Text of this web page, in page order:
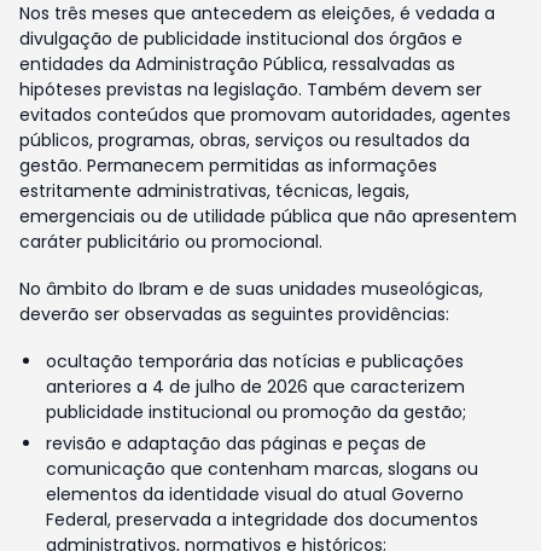
Nos três meses que antecedem as eleições, é vedada a
divulgação de publicidade institucional dos órgãos e
entidades da Administração Pública, ressalvadas as
hipóteses previstas na legislação. Também devem ser
evitados conteúdos que promovam autoridades, agentes
públicos, programas, obras, serviços ou resultados da
gestão. Permanecem permitidas as informações
estritamente administrativas, técnicas, legais,
emergenciais ou de utilidade pública que não apresentem
caráter publicitário ou promocional.
No âmbito do Ibram e de suas unidades museológicas,
deverão ser observadas as seguintes providências:
ocultação temporária das notícias e publicações
anteriores a 4 de julho de 2026 que caracterizem
publicidade institucional ou promoção da gestão;
revisão e adaptação das páginas e peças de
comunicação que contenham marcas, slogans ou
elementos da identidade visual do atual Governo
Federal, preservada a integridade dos documentos
administrativos, normativos e históricos;